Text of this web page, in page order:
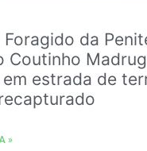
Foragido da
Coutinho
estrada de
»